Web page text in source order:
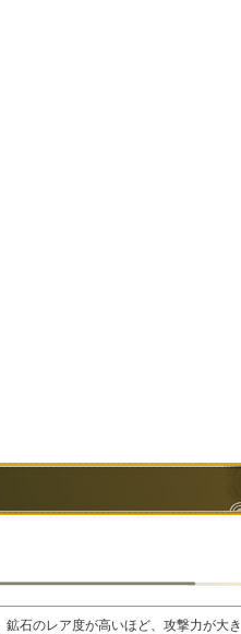
石のレア度が高いほど、攻撃力が大き